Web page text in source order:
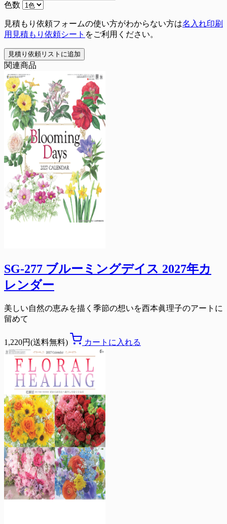
色数
見積もり依頼フォームの使い方がわからない方は名入れ印刷
用見積もり依頼シート をご利用ください。
見積り依頼リストに追加
関連商品
SG-277 ブルーミングデイス 2027年カ
レンダー
美しい自然の恵みを描く季節の想いを西本眞理子のアートに
留めて
1,220円(送料無料) カートに入れる